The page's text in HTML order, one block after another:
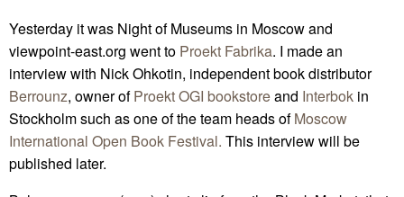
Yesterday it was Night of Museums in Moscow and
viewpoint-east.org went to Proekt Fabrika. I made an
interview with Nick Ohkotin, independent book distributor
Berrounz, owner ofProekt OGI bookstoreand Interbok in
Stockholm such as one of the team heads ofMoscow
International Open Book Festival. This interview will be
published later.